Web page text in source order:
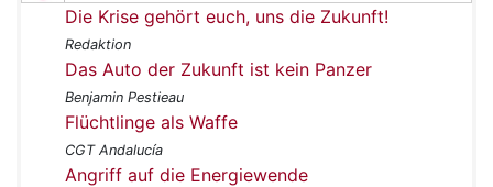
Die Krise gehört euch, uns die Zukunft!
Redaktion
Das Auto der Zukunft ist kein Panzer
Benjamin Pestieau
Flüchtlinge als Waffe
CGT Andalucía
Angriff auf die Energiewende